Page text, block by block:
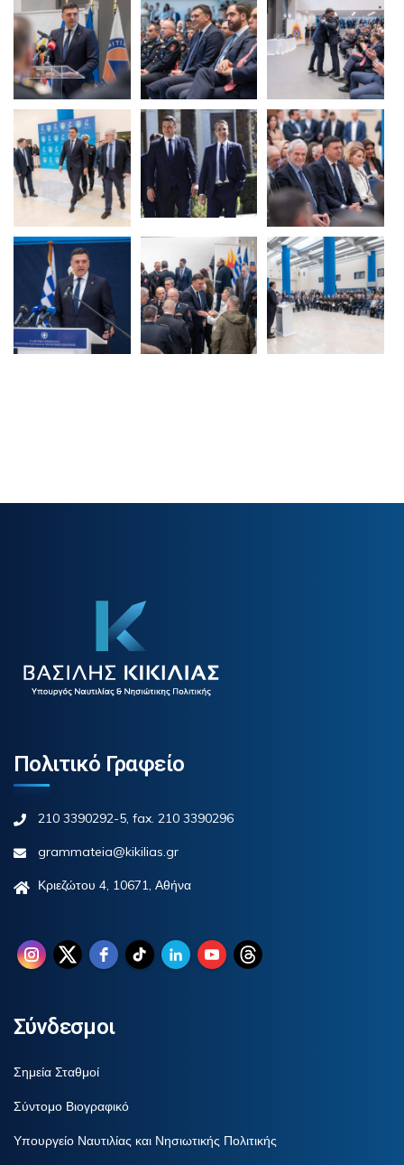
Πολιτικό Γραφείο
210 3390292-5, fax. 210 3390296
grammateia@kikilias.gr
Κριεζώτου 4, 10671, Αθήνα
Σύνδεσμοι
Σημεία Σταθμοί
Σύντομο Βιογραφικό
Υπουργείο Ναυτιλίας και Νησιωτικής Πολιτικής